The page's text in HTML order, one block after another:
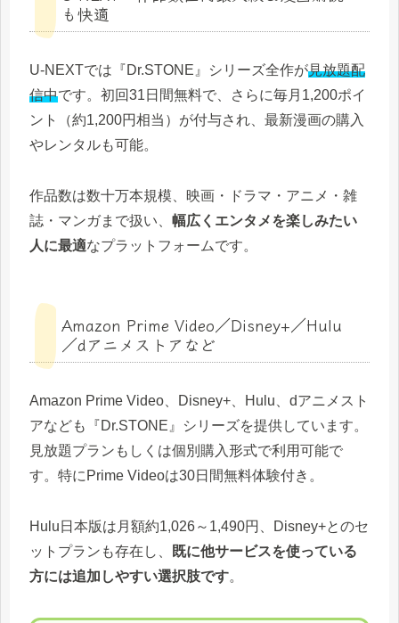
も快適
U‑NEXTでは『Dr.STONE』シリーズ全作が見放題配
信中です。初回31日間無料で、さらに毎月1,200ポイ
ント（約1,200円相当）が付与され、最新漫画の購入
やレンタルも可能。
作品数は数十万本規模、映画・ドラマ・アニメ・雑
誌・マンガまで扱い、 幅広くエンタメを楽しみたい
人に最適なプラットフォームです。
Amazon Prime Video／Disney+／Hulu
／dアニメストアなど
Amazon Prime Video、Disney+、Hulu、dアニメスト
アなども『Dr.STONE』シリーズを提供しています。
見放題プランもしくは個別購入形式で利用可能で
す。特にPrime Videoは30日間無料体験付き。
Hulu日本版は月額約1,026～1,490円、Disney+とのセ
ットプランも存在し、
既に他サービスを使っている
方には追加しやすい選択肢です。